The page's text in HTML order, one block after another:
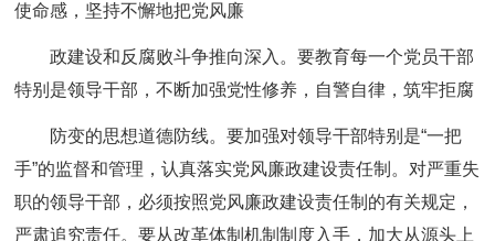
使命感，坚持不懈地把党风廉
政建设和反腐败斗争推向深入。要教育每一个党员干部
特别是领导干部，不断加强党性修养，自警自律，筑牢拒腐
防变的思想道德防线。要加强对领导干部特别是“一把
手”的监督和管理，认真落实党风廉政建设责任制。对严重失
职的领导干部，必须按照党风廉政建设责任制的有关规定，
严肃追究责任。要从改革体制机制制度入手，加大从源头上